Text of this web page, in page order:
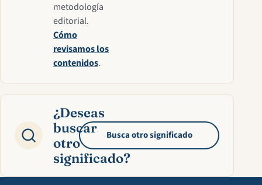
metodología
editorial.
Cómo
revisamos los
contenidos.
¿Deseas
buscar
otro
significado?
Busca otro significado